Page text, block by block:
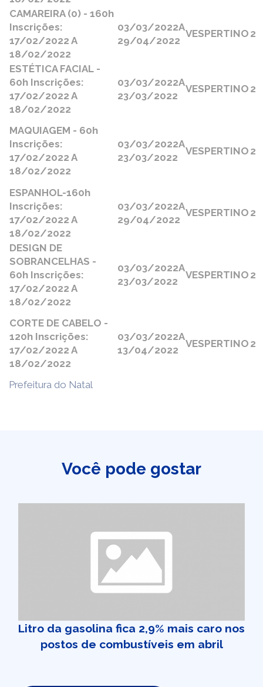
CAMAREIRA (0) - 160h
Inscrições:
17/02/2022 A
18/02/2022
03/03/2022A
29/04/2022
VESPERTINO 2
ESTÉTICA FACIAL -
60h Inscrições:
17/02/2022 A
18/02/2022
03/03/2022A
23/03/2022
VESPERTINO 2
MAQUIAGEM - 60h
Inscrições:
17/02/2022 A
18/02/2022
03/03/2022A
23/03/2022
VESPERTINO 2
ESPANHOL-160h
Inscrições:
17/02/2022 A
18/02/2022
03/03/2022A
29/04/2022
VESPERTINO 2
DESIGN DE
SOBRANCELHAS -
60h Inscrições:
17/02/2022 A
18/02/2022
03/03/2022A
23/03/2022
VESPERTINO 2
CORTE DE CABELO -
120h Inscrições:
17/02/2022 A
18/02/2022
03/03/2022A
13/04/2022
VESPERTINO 2
Prefeitura do Natal
Você pode gostar
Litro da gasolina fica 2,9% mais caro nos
postos de combustíveis em abril